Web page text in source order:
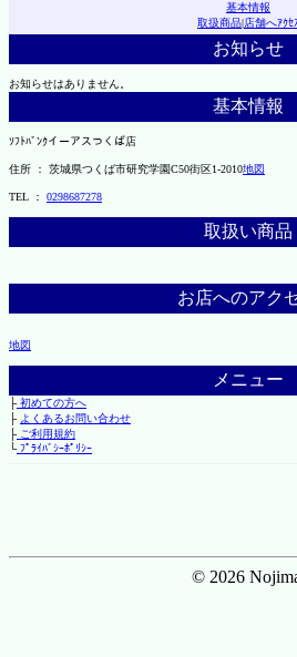
基本情報
取扱商品|店舗へｱｸｾ
お知らせ
お知らせはありません。
基本情報
ｿﾌﾄﾊﾞﾝｸイーアスつくば店
住所 ： 茨城県つくば市研究学園C50街区1-2010地図
TEL ： 0298687278
取扱い商品
お店へのアク
地図
メニュー
├初めての方へ
├ よくあるお問い合わせ
├ご利用規約
└ﾌﾟﾗｲﾊﾞｼｰﾎﾟﾘｼｰ
© 2026